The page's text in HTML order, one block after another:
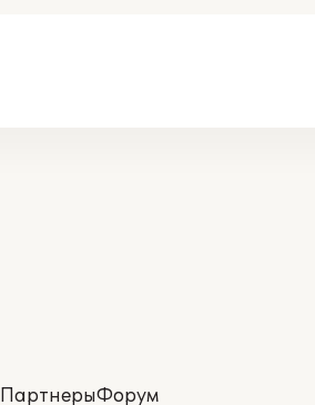
ПартнерыФорум